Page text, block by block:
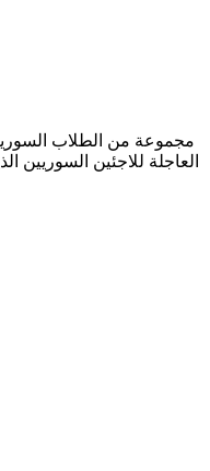
مجموعة من الطلاب
العاجلة للاجئين السوريين